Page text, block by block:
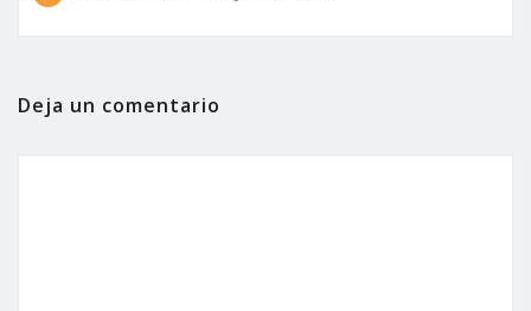
Deja un comentario